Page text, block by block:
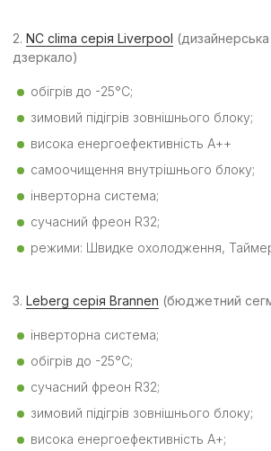
2. NC clima серія Liverpool
дзеркало)
обігрів до -25°C;
зимовий підігрів зовнішнього блоку;
висока енергоефективність А++
самоочищення внутрішнього блоку;
інверторна система;
сучасний фреон R32;
режими: Швидке охолодження,
3. Leberg серія Brannen (бюджетний
інверторна система;
обігрів до -25°C;
сучасний фреон R32;
зимовий підігрів зовнішнього блоку;
висока енергоефективність А+;